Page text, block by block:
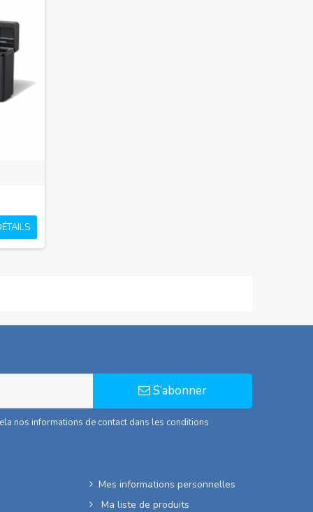
S’abonner
nos informations de contact dans les conditions
Mes informations personnelles
Ma liste de produits